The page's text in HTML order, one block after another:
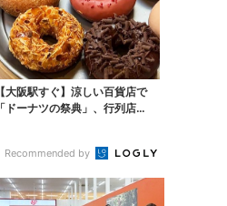
【大阪駅すぐ】涼しい百貨店で
「ドーナツの祭典」、行列店
Recommended by